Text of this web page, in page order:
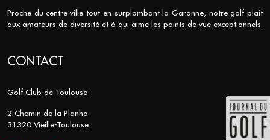
Proche du centre-ville tout en surplombant la Garonne, notre golf plait
aux amateurs de diversité et à qui aime les points de vue exceptionnels.
CONTACT
Golf Club de Toulouse
2 Chemin de la Planho
31320 Vieille-Toulouse